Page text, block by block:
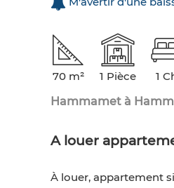
70 m² 1 Pièce 1
Hammamet à
A louer
À louer, appartement